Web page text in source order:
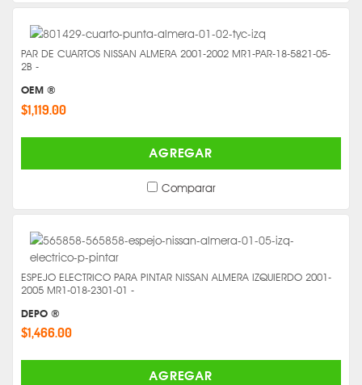
PAR DE CUARTOS NISSAN ALMERA 2001-2002 MR1-PAR-18-5821-05-
2B -
OEM ®
$1,119.00
AGREGAR
Comparar
ESPEJO ELECTRICO PARA PINTAR NISSAN ALMERA IZQUIERDO 2001-
2005 MR1-018-2301-01 -
DEPO ®
$1,466.00
AGREGAR